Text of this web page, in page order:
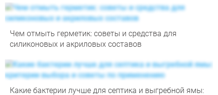
Чем отмыть герметик: советы и средства для
силиконовых и акриловых составов
Какие бактерии лучше для септика и выгребной ямы: